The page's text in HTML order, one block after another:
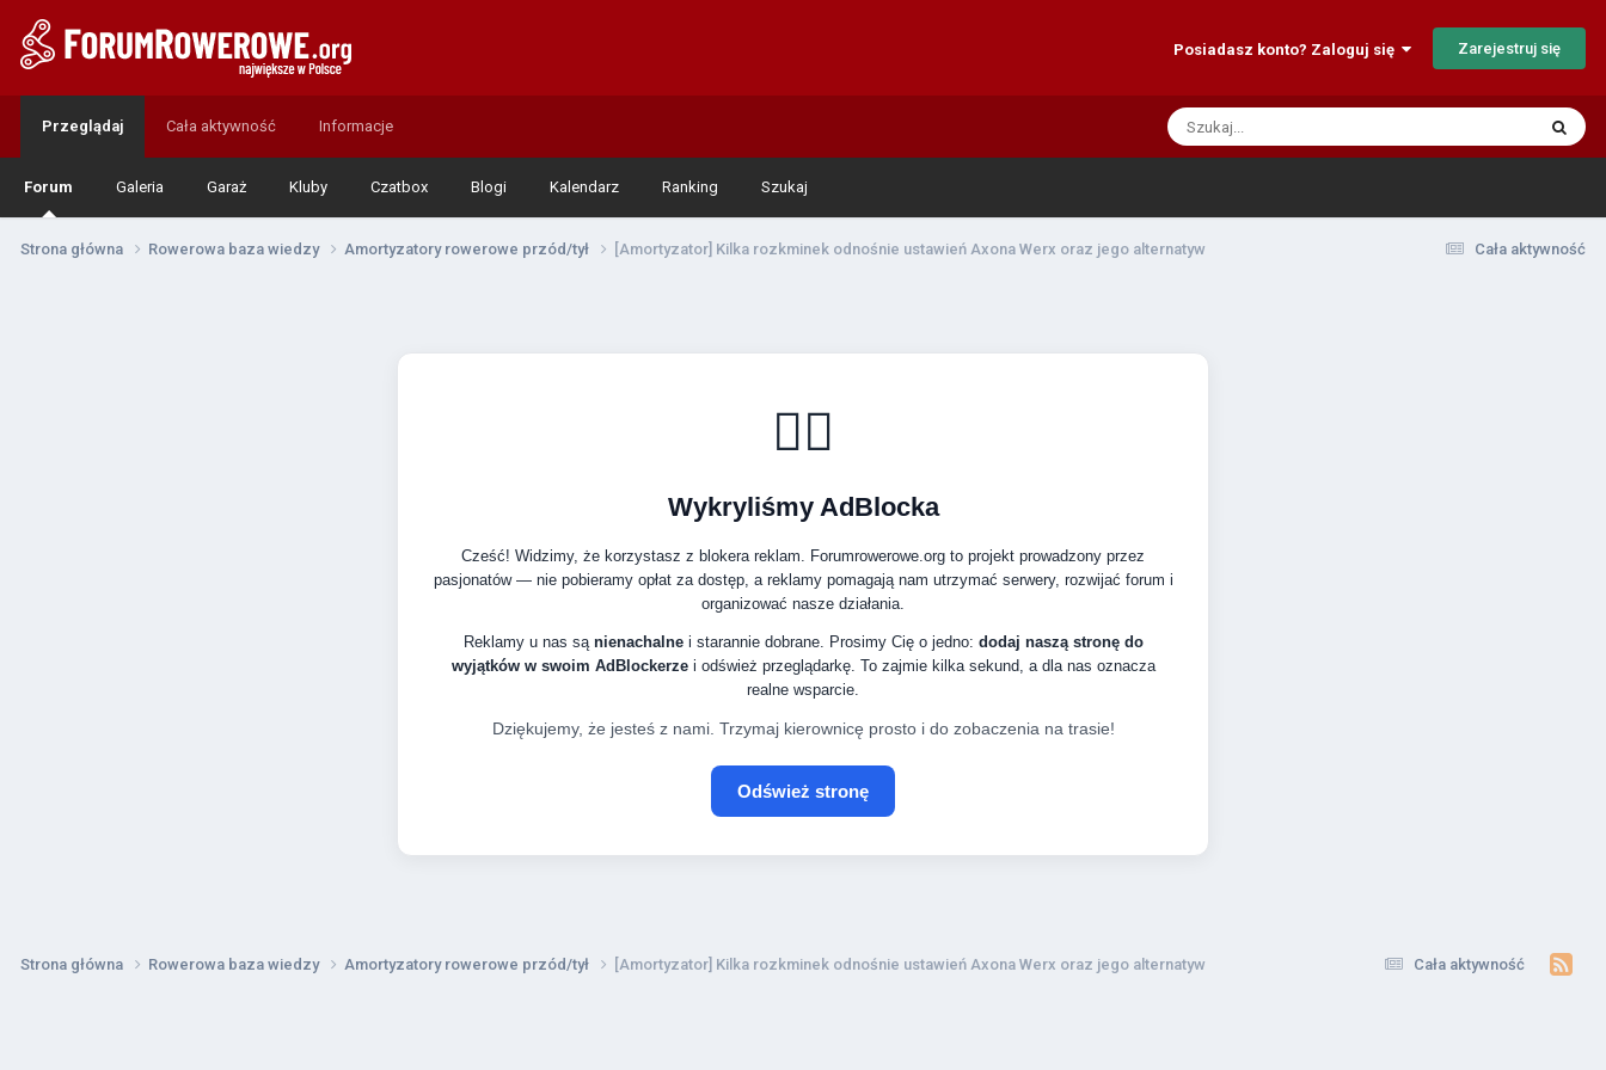
Posiadasz konto? Zaloguj się Zarejestruj się
Przeglądaj
Forum Galeria Garaż Kluby Czatbox Blogi Kalendarz Ranking Szukaj
Cała aktywność Informacje
Cała aktywność
Strona główna Rowerowa baza wiedzy Amortyzatory rowerowe przód/tył [Amortyzator] Kilka rozkminek odnośnie ustawień Axona Werx oraz jego alternatyw
🚴‍♂️
Wykryliśmy AdBlocka
Cześć! Widzimy, że korzystasz z blokera reklam. Forumrowerowe.org to projekt prowadzony przez
pasjonatów — nie pobieramy opłat za dostęp, a reklamy pomagają nam utrzymać serwery, rozwijać forum i
organizować nasze działania.
Reklamy u nas są nienachalnei starannie dobrane. Prosimy Cię o jedno: dodaj naszą stronę do
wyjątków w swoim AdBlockerzei odśwież przeglądarkę. To zajmie kilka sekund, a dla nas oznacza
realne wsparcie.
Dziękujemy, że jesteś z nami. Trzymaj kierownicę prosto i do zobaczenia na trasie!
Odśwież stronę
Cała aktywność
Strona główna Rowerowa baza wiedzy Amortyzatory rowerowe przód/tył [Amortyzator] Kilka rozkminek odnośnie ustawień Axona Werx oraz jego alternatyw